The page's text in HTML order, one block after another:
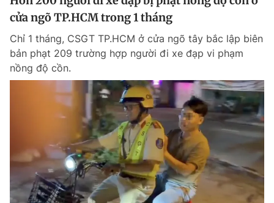
cửa ngõ TP.HCM trong 1 tháng
Chỉ 1 tháng, CSGT TP.HCM ở cửa ngõ tây bắc lập biên
bản phạt 209 trường hợp người đi xe đạp vi phạm
nồng độ cồn.